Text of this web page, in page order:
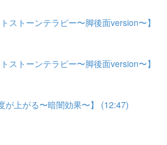
ストーンテラピー〜脚後面version〜】
ストーンテラピー〜脚後面version〜】
が上がる〜暗闇効果〜】 (12:47)